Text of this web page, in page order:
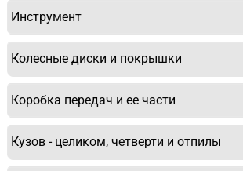
Инструмент
Колесные диски и покрышки
Коробка передач и ее части
Кузов - целиком, четверти и отпилы